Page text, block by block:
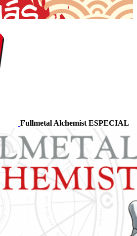
Fullmetal Alchemist ESPECIAL